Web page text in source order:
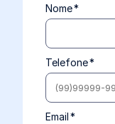
Nome*
Telefone*
Email*